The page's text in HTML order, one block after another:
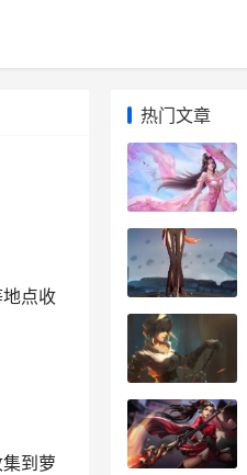
点收
到萝
热门文章